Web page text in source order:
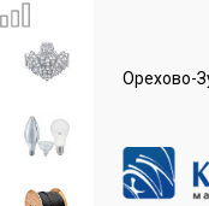
Орехово-